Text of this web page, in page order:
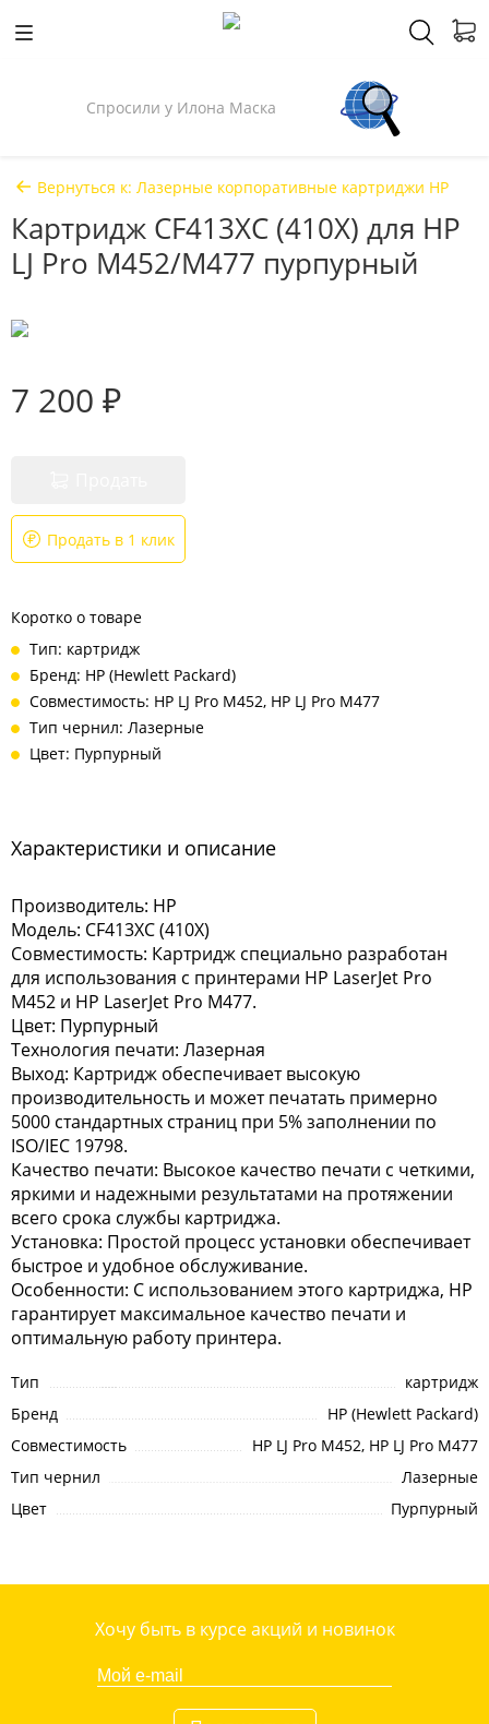
Спросили у Илона Маска
Вернуться к: Лазерные корпоративные картриджи HP
Картридж CF413XC (410X) для HP
LJ Pro M452/M477 пурпурный
7 200 ₽
Продать в 1 клик
Коротко о товаре
Тип: картридж
Бренд: HP (Hewlett Packard)
Совместимость: HP LJ Pro M452, HP LJ Pro M477
Тип чернил: Лазерные
Цвет: Пурпурный
Характеристики и описание
Производитель: HP
Модель: CF413XC (410X)
Совместимость: Картридж специально разработан
для использования с принтерами HP LaserJet Pro
M452 и HP LaserJet Pro M477.
Цвет: Пурпурный
Технология печати: Лазерная
Выход: Картридж обеспечивает высокую
производительность и может печатать примерно
5000 стандартных страниц при 5% заполнении по
ISO/IEC 19798.
Качество печати: Высокое качество печати с четкими,
яркими и надежными результатами на протяжении
всего срока службы картриджа.
Установка: Простой процесс установки обеспечивает
быстрое и удобное обслуживание.
Особенности: С использованием этого картриджа, HP
гарантирует максимальное качество печати и
оптимальную работу принтера.
Тип
картридж
Бренд
HP (Hewlett Packard)
Совместимость
HP LJ Pro M452, HP LJ Pro M477
Тип чернил
Лазерные
Цвет
Пурпурный
Хочу быть в курсе акций и новинок